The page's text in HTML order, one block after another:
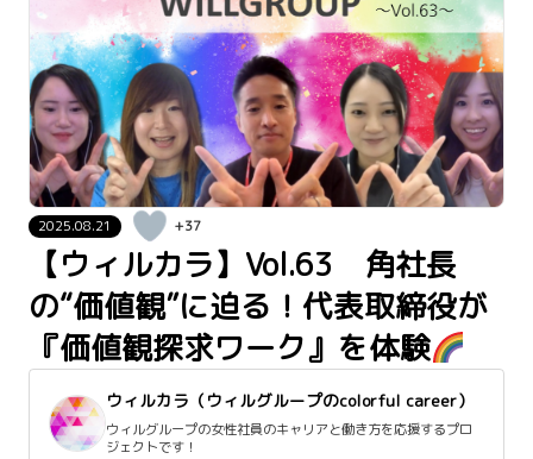
2025.08.21 +37
【ウィルカラ】Vol.63 角社長
の“価値観”に迫る！代表取締役が
『価値観探求ワーク』を体験
ウィルカラ（ウィルグループのcolorful career）
ウィルグループの女性社員のキャリアと働き方を応援するプロ
ジェクトです！